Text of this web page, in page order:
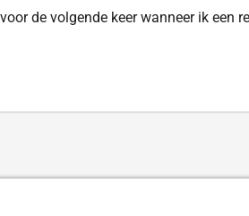
de volgende keer wanneer ik een